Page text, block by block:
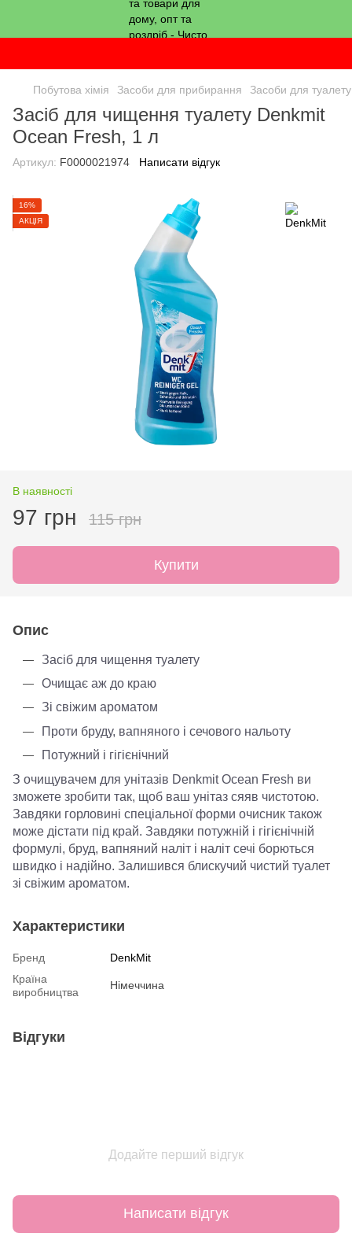
Побутова хімія Засоби для прибирання Засоби для туалету
Засіб для чищення туалету Denkmit
Ocean Fresh, 1 л
Артикул: F0000021974 Написати відгук
16%
АКЦІЯ
В наявності
97 грн 115 грн
Купити
Опис
Засіб для чищення туалету
Очищає аж до краю
Зі свіжим ароматом
Проти бруду, вапняного і сечового нальоту
Потужний і гігієнічний
З очищувачем для унітазів Denkmit Ocean Fresh ви
зможете зробити так, щоб ваш унітаз сяяв чистотою.
Завдяки горловині спеціальної форми очисник також
може дістати під край. Завдяки потужній і гігієнічній
формулі, бруд, вапняний наліт і наліт сечі борються
швидко і надійно. Залишився блискучий чистий туалет
зі свіжим ароматом.
Характеристики
Бренд
DenkMit
Країна
виробництва
Німеччина
Відгуки
Додайте перший відгук
Написати відгук